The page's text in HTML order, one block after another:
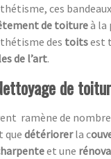
ces
de toitureà la
des toitsest
de l’art.
de
ramène de
quedétériorerla c
et une